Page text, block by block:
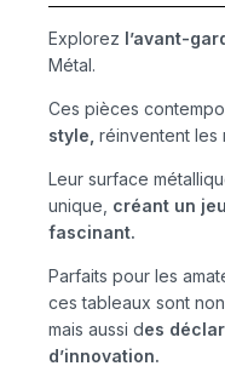
Explorez l’avant-
Métal.
Ces pièces
style, réinventent les
Leur surface
unique, créant un
fascinant.
Parfaits pour les
ces tableaux sont
mais aussi des
d’innovation.